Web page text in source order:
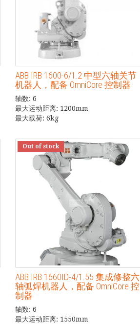
ABB IRB 1600-6/1.2 中型六轴关节
机器人，配备 OmniCore 控制器
轴数: 6
最大运动距离: 1200mm
最大载荷: 6kg
Out of stock
ABB IRB 1660ID-4/1.55 集成修整六
轴弧焊机器人，配备 OmniCore 控
制器
轴数: 6
最大运动距离: 1550mm